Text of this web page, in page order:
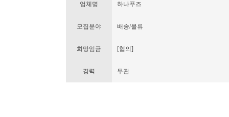
업체명 하나푸즈
모집분야 배송/물류
희망임금 [협의]
경력 무관